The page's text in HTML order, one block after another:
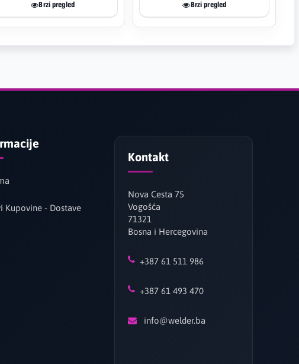
Brzi pregled Brzi pregled
Kupovine - Dostave
Kontakt
Nova Cesta 75
Vogošća
71321
Bosna i Hercegovina
+387 61 511 986
+387 61 493 470
info@welder.ba